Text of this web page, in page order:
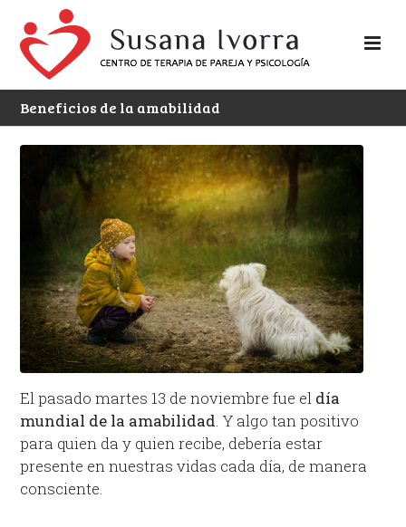
Beneficios de la amabilidad
El pasado martes 13 de noviembre fue el día
mundial de la amabilidad. Y algo tan positivo
para quien da y quien recibe, debería estar
presente en nuestras vidas cada día, de manera
consciente.